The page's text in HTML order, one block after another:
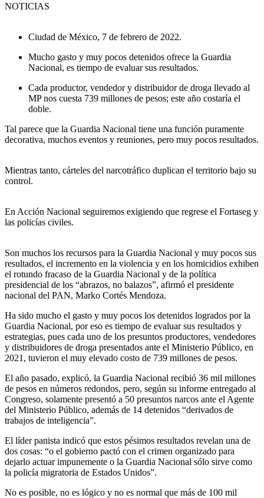
NOTICIAS
Ciudad de México, 7 de febrero de 2022.
Mucho gasto y muy pocos detenidos ofrece la Guardia
Nacional, es tiempo de evaluar sus resultados.
Cada productor, vendedor y distribuidor de droga llevado al
MP nos cuesta 739 millones de pesos; este año costaría el
doble.
Tal parece que la Guardia Nacional tiene una función puramente
decorativa, muchos eventos y reuniones, pero muy pocos resultados.
Mientras tanto, cárteles del narcotráfico duplican el territorio bajo su
control.
En Acción Nacional seguiremos exigiendo que regrese el Fortaseg y
las policías civiles.
Son muchos los recursos para la Guardia Nacional y muy pocos sus
resultados, el incremento en la violencia y en los homicidios exhiben
el rotundo fracaso de la Guardia Nacional y de la política
presidencial de los “abrazos, no balazos”, afirmó el presidente
nacional del PAN, Marko Cortés Mendoza.
Ha sido mucho el gasto y muy pocos los detenidos logrados por la
Guardia Nacional, por eso es tiempo de evaluar sus resultados y
estrategias, pues cada uno de los presuntos productores, vendedores
y distribuidores de droga presentados ante el Ministerio Público, en
2021, tuvieron el muy elevado costo de 739 millones de pesos.
El año pasado, explicó, la Guardia Nacional recibió 36 mil millones
de pesos en números redondos, pero, según su informe entregado al
Congreso, solamente presentó a 50 presuntos narcos ante el Agente
del Ministerio Público, además de 14 detenidos “derivados de
trabajos de inteligencia”.
El líder panista indicó que estos pésimos resultados revelan una de
dos cosas: “o el gobierno pactó con el crimen organizado para
dejarlo actuar impunemente o la Guardia Nacional sólo sirve como
la policía migratoria de Estados Unidos”.
No es posible, no es lógico y no es normal que más de 100 mil